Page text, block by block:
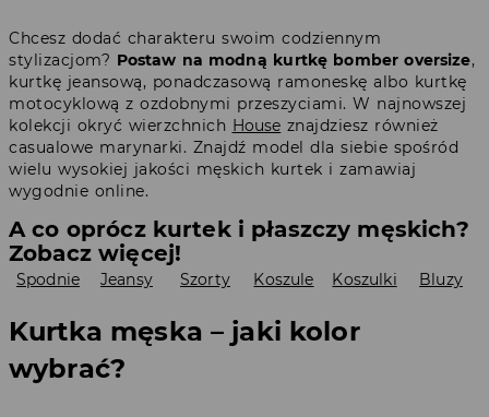
Chcesz dodać charakteru swoim codziennym
stylizacjom? Postaw na modną kurtkę bomber oversize,
kurtkę jeansową, ponadczasową ramoneskę albo kurtkę
motocyklową z ozdobnymi przeszyciami. W najnowszej
kolekcji okryć wierzchnich House znajdziesz również
casualowe marynarki. Znajdź model dla siebie spośród
wielu wysokiej jakości męskich kurtek i zamawiaj
wygodnie online.
A co oprócz kurtek i płaszczy męskich?
Zobacz więcej!
Spodnie Jeansy Szorty Koszule Koszulki Bluzy
Kurtka męska – jaki kolor
wybrać?